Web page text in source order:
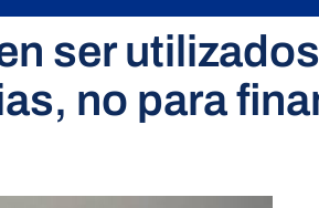
ser
no para